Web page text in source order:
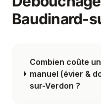
Baudinard-
Combien coûte
manuel (évier &
sur-Verdon ?